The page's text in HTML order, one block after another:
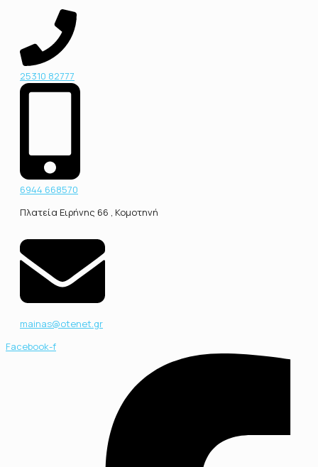
25310 82777
6944 668570
Πλατεία Ειρήνης 66 , Κομοτηνή
mainas@otenet.gr
Facebook-f